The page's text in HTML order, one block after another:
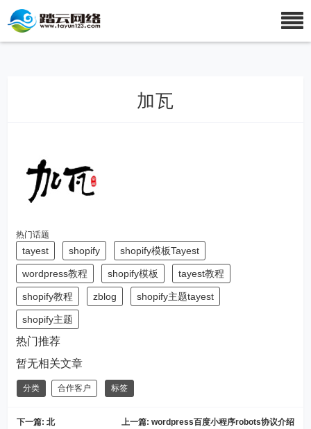
加瓦
热门话题
tayest shopify shopify模板Tayest
wordpress教程 shopify模板 tayest教程
shopify教程 zblog shopify主题tayest
shopify主题
热门推荐
暂无相关文章
分类 合作客户 标签
上一篇:wordpress百度小程序robots协议介绍
下一篇: 北